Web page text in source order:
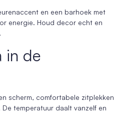
en een barhoek met
energie. Houd decor echt en
in de
scherm, comfortabele zitplekken
temperatuur daalt vanzelf en